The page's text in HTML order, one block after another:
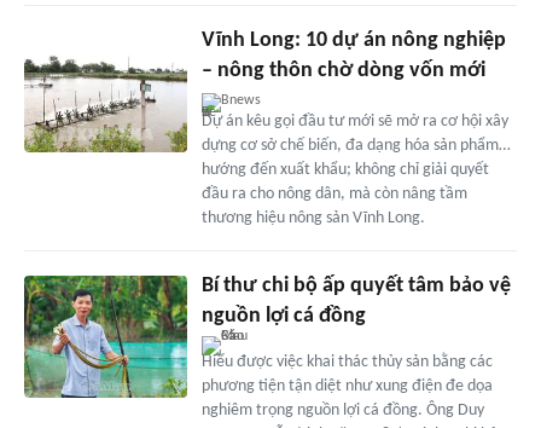
Vĩnh Long: 10 dự án nông nghiệp
– nông thôn chờ dòng vốn mới
Bnews
Dự án kêu gọi đầu tư mới sẽ mở ra cơ hội xây
dựng cơ sở chế biến, đa dạng hóa sản phẩm…
hướng đến xuất khẩu; không chỉ giải quyết
đầu ra cho nông dân, mà còn nâng tầm
thương hiệu nông sản Vĩnh Long.
Bí thư chi bộ ấp quyết tâm bảo vệ
nguồn lợi cá đồng
Hiểu được việc khai thác thủy sản bằng các
phương tiện tận diệt như xung điện đe dọa
nghiêm trọng nguồn lợi cá đồng. Ông Duy